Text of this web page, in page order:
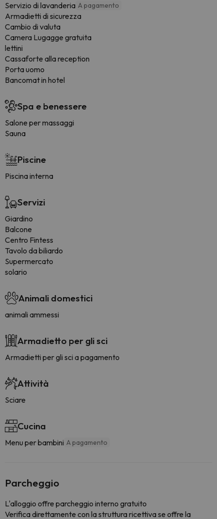
Servizio di lavanderia A pagamento
Armadietti di sicurezza
Cambio di valuta
Camera Lugagge gratuita
lettini
Cassaforte alla reception
Porta uomo
Bancomat in hotel
Spa e benessere
Salone per massaggi
Sauna
Piscine
Piscina interna
Servizi
Giardino
Balcone
Centro Fintess
Tavolo da biliardo
Supermercato
solario
Animali domestici
animali ammessi
Armadietto per gli sci
Armadietti per gli sci a pagamento
Attività
Sciare
Cucina
Menu per bambini A pagamento
Parcheggio
L'alloggio offre parcheggio interno gratuito
Verifica direttamente con la struttura ricettiva se offre la